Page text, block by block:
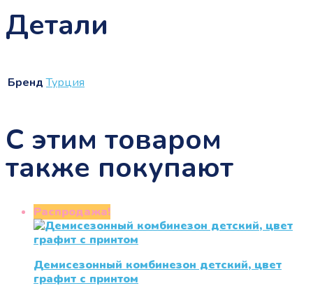
Детали
Бренд Турция
С этим товаром
также покупают
Распродажа!
Демисезонный комбинезон детский, цвет
графит с принтом